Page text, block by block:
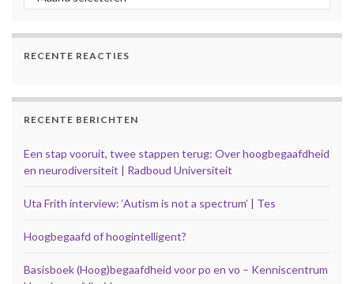
RECENTE REACTIES
RECENTE BERICHTEN
Een stap vooruit, twee stappen terug: Over hoogbegaafdheid
en neurodiversiteit | Radboud Universiteit
Uta Frith interview: ‘Autism is not a spectrum’ | Tes
Hoogbegaafd of hoogintelligent?
Basisboek (Hoog)begaafdheid voor po en vo – Kenniscentrum